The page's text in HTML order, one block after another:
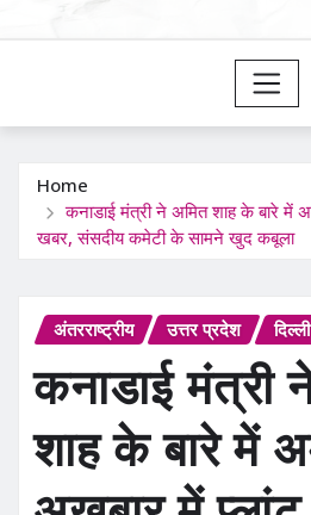
Home
कनाडाई मंत्री ने अमित शाह के बारे में
खबर, संसदीय कमेटी के सामने खुद कबूला
अंतरराष्ट्रीय उत्तर प्रदेश दिल्ली
कनाडाई मंत्री
शाह के बारे में